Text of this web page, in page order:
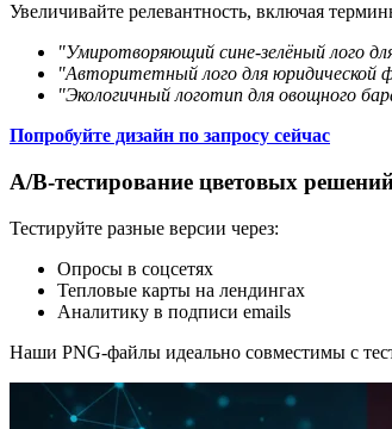
Увеличивайте релевантность, включая
"Умиротворяющий сине-зелёный лого
"Авторитетный лого для юридической
"Экологичный логотип для овощного
Попробуйте дизайн по запросу сейчас
A/B-тестирование цветовых
Тестируйте разные версии через:
Опросы в соцсетях
Тепловые карты на лендингах
Аналитику в подписи emails
Наши PNG-файлы идеально совместимы с